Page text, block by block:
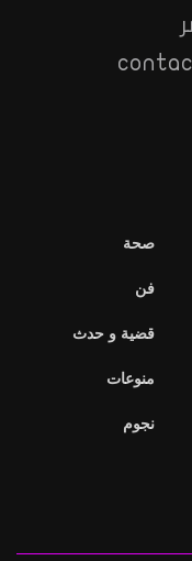
صحة
فن
قضية و حدث
منوعات
نجوم